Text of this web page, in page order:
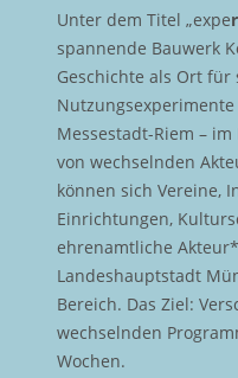
Unter dem Titel „expe
spannende Bauwerk
Geschichte als Ort
Messestadt-Riem –
von wechselnden
können sich Vereine,
Einrichtungen,
ehrenamtliche
Landeshauptstadt
Bereich. Das Ziel:
wechselnden
Wochen.